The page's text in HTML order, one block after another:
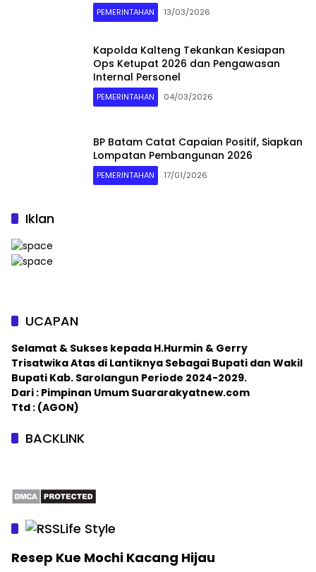
PEMERINTAHAN 13/03/2026
Kapolda Kalteng Tekankan Kesiapan
Ops Ketupat 2026 dan Pengawasan
Internal Personel
PEMERINTAHAN 04/03/2026
BP Batam Catat Capaian Positif, Siapkan
Lompatan Pembangunan 2026
PEMERINTAHAN 17/01/2026
Iklan
UCAPAN
Selamat & Sukses kepada H.Hurmin & Gerry
Trisatwika Atas di Lantiknya Sebagai Bupati dan Wakil
Bupati Kab. Sarolangun Periode 2024-2029.
Dari : Pimpinan Umum Suararakyatnew.com
Ttd : (AGON)
BACKLINK
Life Style
Resep Kue Mochi Kacang Hijau